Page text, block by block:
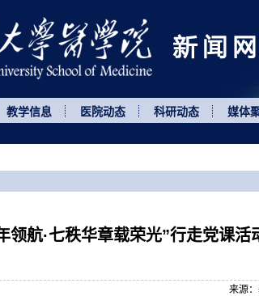
教学信息 医院动态 科研动态 媒体
领航·七秩华章载荣光”行走党课活
来源